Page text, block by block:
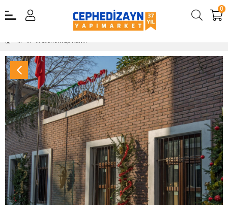
0
Stonewrap Kültür Tuğlası Dekoratif Tuğla Granulbrick 20-30 Rustic Kültür Tuğlası